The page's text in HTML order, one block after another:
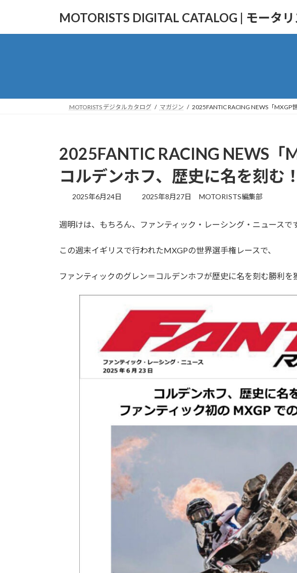
MOTORISTS DIGITAL CATALOG | モータ
MOTORISTS デジタルカタログ マガジン 2025FANTIC RACING NEWS「MXGP
2025FANTIC RACING NEWS「
コルデンホフ、歴史に名を刻む！
2025年6月24日
最
新
時
:
2025年8月27日 MOTORISTS編集部
週明けは、もちろん、ファンティック・レーシング・ニュースで
この週末イギリスで行われたMXGPの世界選手権レースで、
ファンティックのグレン＝コルデンホフが歴史に名を刻む勝利を